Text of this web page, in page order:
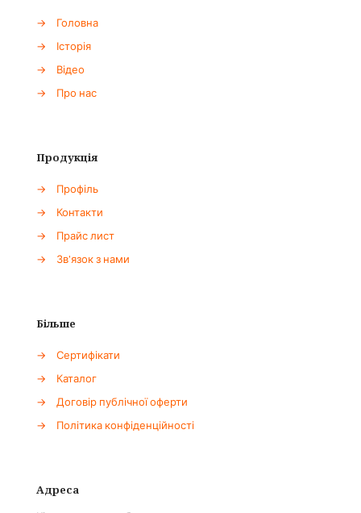
→
Головна
→
Історія
→
Відео
→
Про нас
Продукція
→
Профіль
→
Контакти
→
Прайс лист
→
Зв'язок з нами
Більше
→
Сертифікати
→
Каталог
→
Договір публічної оферти
→
Політика конфіденційності
Адреса